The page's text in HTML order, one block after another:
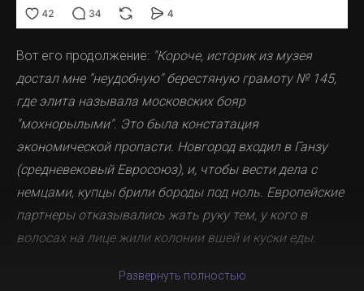
Вот его продолжение: "Короче, историк из музея
достал мне "неудобную" берестяную грамоту № 145,
где элита называла московских бояр
"мохнорылыми". Это была констатация
экономической пропасти. Новгород входил в Ганзу
(средневековый Евросоюз), и, чтобы вести дела с
немцами, купцы брили бороды под ноль. Европейские
партнеры отказывались жать руку тем, у кого в
волосах на лице жили колонии вшей и куски еды.
Развернуть полностью